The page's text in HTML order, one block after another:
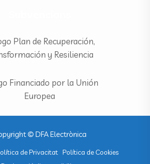
© DFA Electrònica
de Privacitat Política de Cookies